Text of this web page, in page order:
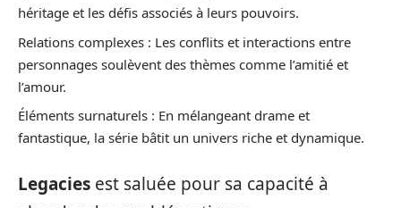
héritage et les défis associés à leurs pouvoirs.
Relations complexes : Les conflits et interactions entre
personnages soulèvent des thèmes comme l’amitié et
l’amour.
Éléments surnaturels : En mélangeant drame et
fantastique, la série bâtit un univers riche et dynamique.
Legacies est saluée pour sa capacité à